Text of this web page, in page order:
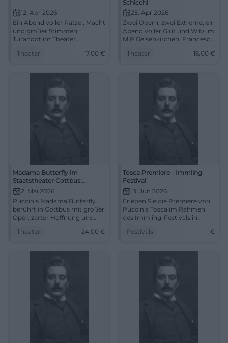
12. Apr 2026
Ein Abend voller Rätsel, Macht
und großer Stimmen:
Turandot im Theater
Opernmagie und Nessun
#Oper
Theater 17,00 €
Schicchi
25. Apr 2026
Zwei Opern, zwei Extreme, ein
Abend voller Glut und Witz im
MiR Gelsenkirchen. Francesca
jetzt live erleben.
Theater 16,00 €
Madama Butterfly im
Staatstheater Cottbus:
Puccinis Operntragödie in der
Lausitz
2. Mai 2026
Puccinis Madama Butterfly
berührt in Cottbus mit großer
Oper, zarter Hoffnung und
19:30 Uhr, ab 24 €. Jetzt
Theater 24,00 €
Tosca Premiere - Immling-
Festival
13. Jun 2026
Erleben Sie die Premiere von
Puccinis Tosca im Rahmen
des Immling-Festivals in
voller klassischer Musik
Festivals €